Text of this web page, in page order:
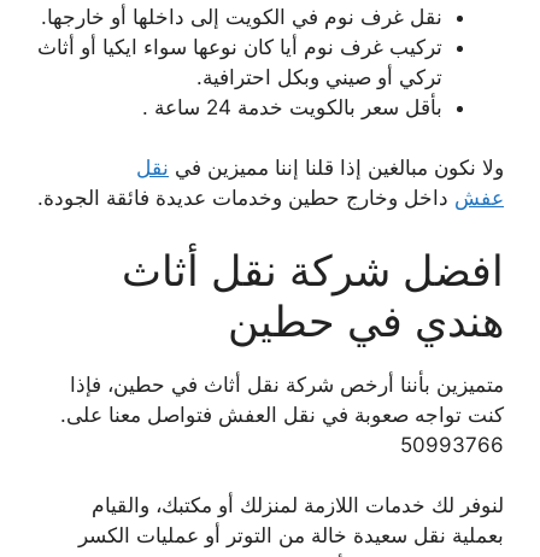
نقل غرف نوم في الكويت إلى داخلها أو خارجها.
تركيب غرف نوم أيا كان نوعها سواء ايكيا أو أثاث
تركي أو صيني وبكل احترافية.
بأقل سعر بالكويت خدمة 24 ساعة .
ولا نكون مبالغين إذا قلنا إننا مميزين في نقل
عفش داخل وخارج حطين وخدمات عديدة فائقة الجودة.
افضل شركة نقل أثاث
هندي في حطين
متميزين بأننا أرخص شركة نقل أثاث في حطين، فإذا
كنت تواجه صعوبة في نقل العفش فتواصل معنا على.
50993766
لنوفر لك خدمات اللازمة لمنزلك أو مكتبك، والقيام
بعملية نقل سعيدة خالة من التوتر أو عمليات الكسر